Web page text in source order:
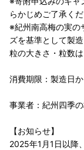
らかじめご了承くだ
※紀州南高梅の実の
ズを基準として製造
粒の大きさ・粒数
消費期限：製造日
事業者：紀州四季
【お知らせ】
2025年1月1日以降